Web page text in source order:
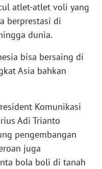
atlet-atlet voli yang
berprestasi di
dunia.
bisa bersaing di
Asia bahkan
Komunikasi
Adi Trianto
pengembangan
juga
bola boli di tanah